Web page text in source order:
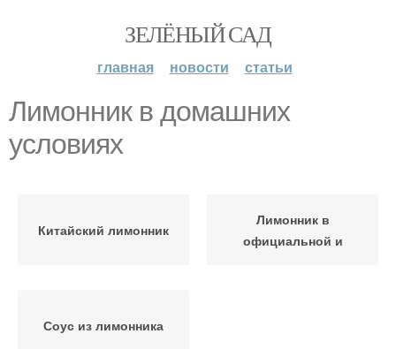
ЗЕЛЁНЫЙ САД
главная новости статьи
Лимонник в домашних
условиях
Китайский лимонник
Лимонник в
официальной и
Соус из лимонника